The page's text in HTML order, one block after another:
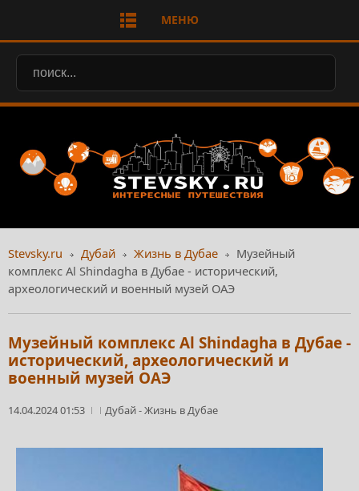
МЕНЮ
Stevsky.ru Дубай Жизнь в Дубае
Музейный
комплекс Al Shindagha в Дубае - исторический,
археологический и военный музей ОАЭ
Музейный комплекс Al Shindagha в Дубае -
исторический, археологический и
военный музей ОАЭ
14.04.2024 01:53 Дубай-Жизнь в Дубае